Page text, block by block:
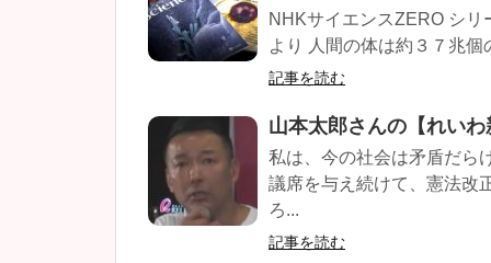
NHKサイエンスZERO シ
より 人間の体は約３７兆
記事を読む
山本太郎さんの【れい
私は、今の社会は矛盾だら
議席を与え続けて、憲法改
ろ...
記事を読む